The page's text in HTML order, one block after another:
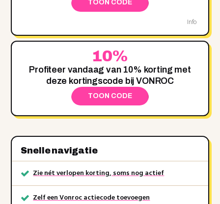
TOON CODE
Info
10%
Profiteer vandaag van 10% korting met
deze kortingscode bij VONROC
TOON CODE
Snelle navigatie
Zie nét verlopen korting, soms nog actief
Zelf een Vonroc actiecode toevoegen